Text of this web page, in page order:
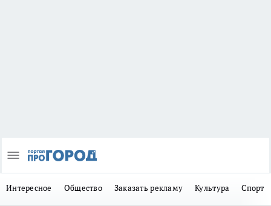
Интересное Общество Заказать рекламу Культура Спорт